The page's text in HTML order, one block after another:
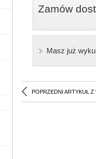
Zamów
Masz już
POPRZEDNI ARTYKUŁ Z